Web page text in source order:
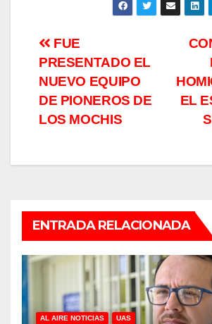
Navegación
de
entradas
EL
FUE
PRESENTADO EL
NUEVO EQUIPO
DE PIONEROS DE
LOS MOCHIS
ENTRADA RELACIONADA
AL AIRE NOTICIAS UAS